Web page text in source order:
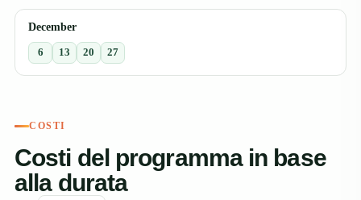
December
6 13 20 27
COSTI
Costi del programma in base
alla durata